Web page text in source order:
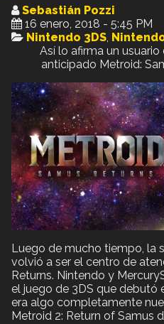
Sebastián Pozzi
16 enero, 2018 - 5:45 PM
Nintendo 3DS
Así lo afirma un
anticipado Metroid:
Luego de mucho tiempo, la
volvió a ser el centro de
Returns. Nintendo y
el juego de 3DS que debutó
era algo completamente
Metroid 2: Return of Samus